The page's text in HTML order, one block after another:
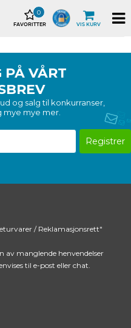
FAVORITTER
0
VIS KURV
PÅ VÅRT
og salg til konkurranser,
mye mer.
Registrer
/ Reklamasjonsrett"
av manglende henvendelser
til e-post eller chat.